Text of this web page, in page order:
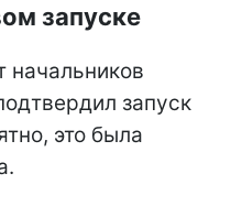
запуске
начальников
запуск
это была